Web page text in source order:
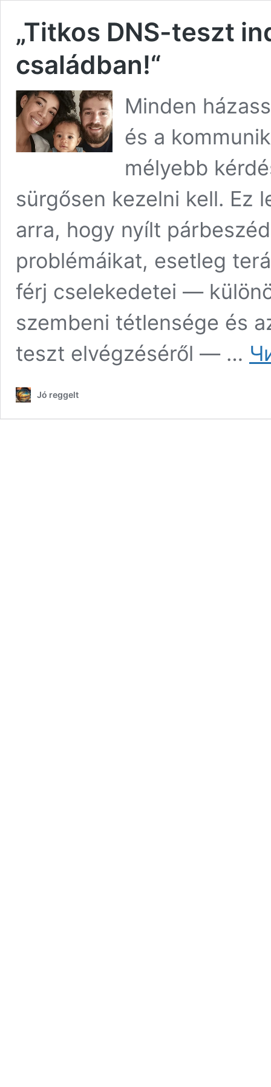
„Titkos DNS-teszt
családban!“
Minden
és a
mélyebb
sürgősen kezelni kell. Ez
arra, hogy nyílt
problémáikat, esetleg
férj cselekedetei —
szembeni tétlensége és
teszt elvégzéséről — …
Jó reggelt